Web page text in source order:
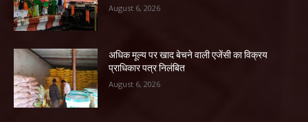
August 6, 2026
अधिक मूल्य पर खाद बेचने वाली एजेंसी का विक्रय
प्राधिकार पत्र निलंबित
August 6, 2026